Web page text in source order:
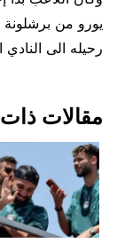
يورو من
رحيله الى النادي
مقالات